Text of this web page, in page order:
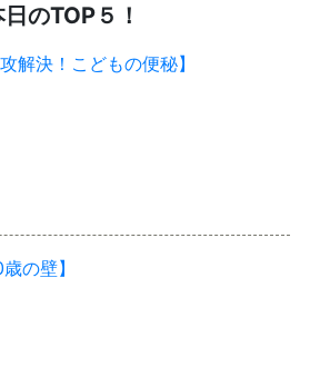
のTOP５！
攻解決！こどもの便秘】
歳の壁】